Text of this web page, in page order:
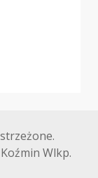
Wlkp.